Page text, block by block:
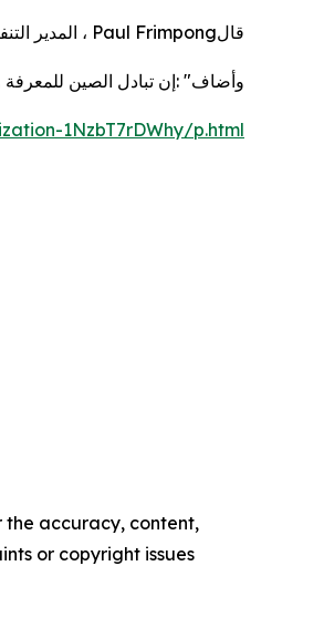
قالPaul Frimpong ، المدير
وأضاف: "إن تبادل الصين
1NzbT7rDWhy/p.html
the accuracy, content,
or copyright issues